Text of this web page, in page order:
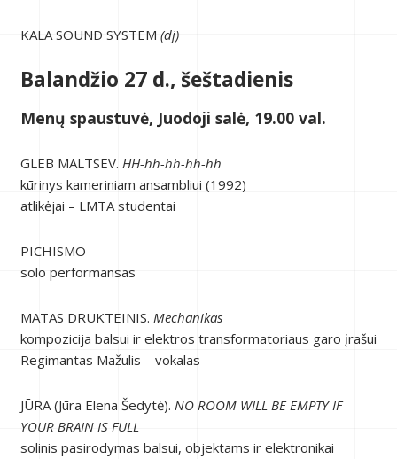
KALA SOUND SYSTEM (dj)
Balandžio 27 d., šeštadienis
Menų spaustuvė, Juodoji salė, 19.00 val.
GLEB MALTSEV. HH-hh-hh-hh-hh
kūrinys kameriniam ansambliui (1992)
atlikėjai – LMTA studentai
PICHISMO
solo performansas
MATAS DRUKTEINIS. Mechanikas
kompozicija balsui ir elektros transformatoriaus garo įrašui
Regimantas Mažulis – vokalas
JŪRA (Jūra Elena Šedytė). NO ROOM WILL BE EMPTY IF
YOUR BRAIN IS FULL
solinis pasirodymas balsui, objektams ir elektronikai